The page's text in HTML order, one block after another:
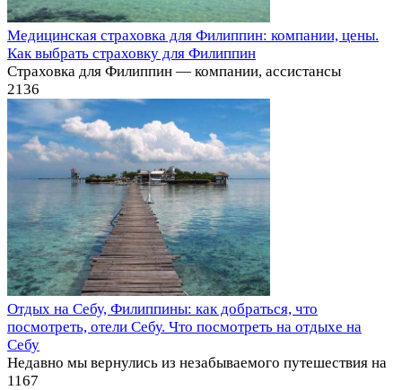
Медицинская страховка для Филиппин: компании, цены.
Как выбрать страховку для Филиппин
Страховка для Филиппин — компании, ассистансы
2136
Отдых на Себу, Филиппины: как добраться, что
посмотреть, отели Себу. Что посмотреть на отдыхе на
Себу
Недавно мы вернулись из незабываемого путешествия на
1167